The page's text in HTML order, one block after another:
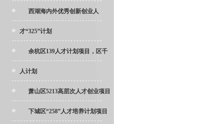
西湖海内外优秀创新创业人
才“325”计划
余杭区139人才计划项目，区千
人计划
萧山区5213高层次人才创业项目
下城区“258”人才培养计划项目